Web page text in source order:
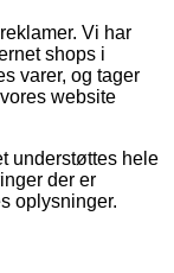
Vi har
shops i
varer, og tager
website
understøttes hele
der er
oplysninger.